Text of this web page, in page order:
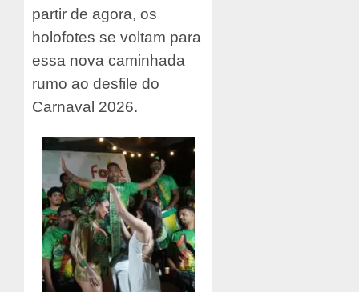
partir de agora, os
holofotes se voltam para
essa nova caminhada
rumo ao desfile do
Carnaval 2026.